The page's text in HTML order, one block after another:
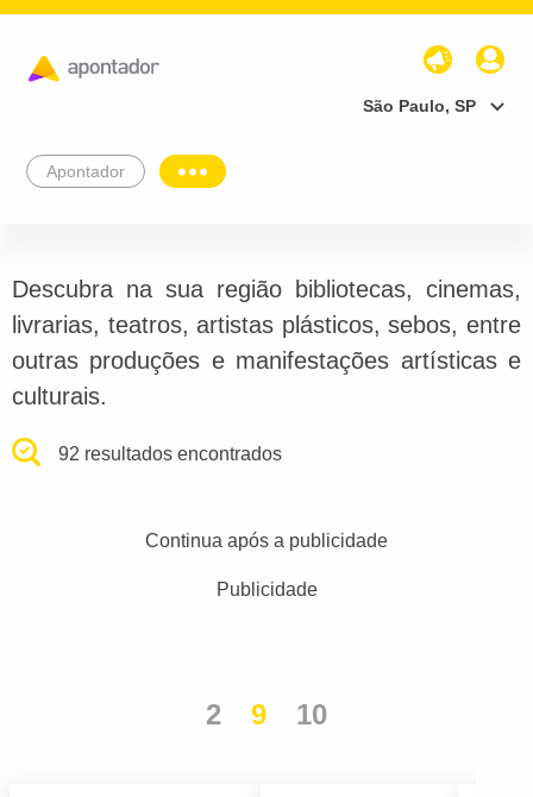
São Paulo, SP
Apontador
Descubra na sua região bibliotecas, cinemas,
livrarias, teatros, artistas plásticos, sebos, entre
outras produções e manifestações artísticas e
culturais.
92 resultados encontrados
Continua após a publicidade
Publicidade
2 9 10